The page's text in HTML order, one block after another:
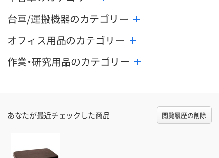
台車/運搬機器のカテゴリー
オフィス用品のカテゴリー
作業・研究用品のカテゴリー
あなたが最近チェックした商品 閲覧履歴の削除